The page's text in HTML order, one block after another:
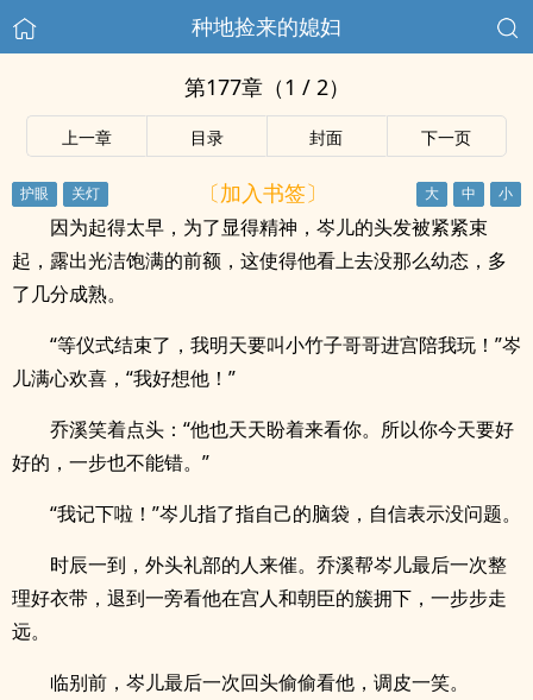
种地捡来的媳妇
第177章（1 / 2）
上一章 目录 封面 下一页
〔加入书签〕
因为起得太早，为了显得精神，岑儿的头发被紧紧束
起，露出光洁饱满的前额，这使得他看上去没那么幼态，多
了几分成熟。
“等仪式结束了，我明天要叫小竹子哥哥进宫陪我玩！”岑
儿满心欢喜，“我好想他！”
乔溪笑着点头：“他也天天盼着来看你。所以你今天要好
好的，一步也不能错。”
“我记下啦！”岑儿指了指自己的脑袋，自信表示没问题。
时辰一到，外头礼部的人来催。乔溪帮岑儿最后一次整
理好衣带，退到一旁看他在宫人和朝臣的簇拥下，一步步走
远。
临别前，岑儿最后一次回头偷偷看他，调皮一笑。